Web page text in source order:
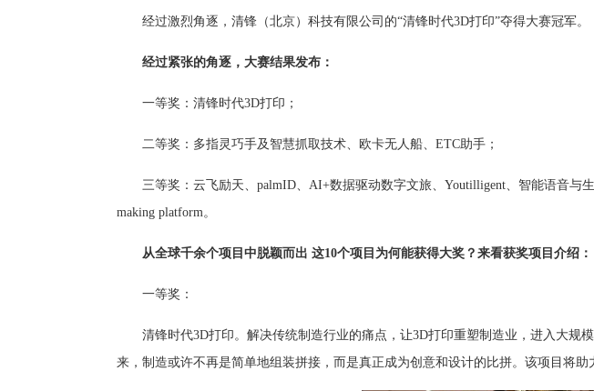
经过激烈角逐，清锋（北京）科技有限公司的“清锋时代3D打印”夺得大赛冠军。
经过紧张的角逐，大赛结果发布：
一等奖：清锋时代3D打印；
二等奖：多指灵巧手及智慧抓取技术、欧卡无人船、ETC助手；
三等奖：云飞励天、palmID、AI+数据驱动数字文旅、Youtilligent、智能语音与生
making platform。
从全球千余个项目中脱颖而出 这10个项目为何能获得大奖？来看获奖项目介绍：
一等奖：
清锋时代3D打印。解决传统制造行业的痛点，让3D打印重塑制造业，进入大规
来，制造或许不再是简单地组装拼接，而是真正成为创意和设计的比拼。该项目将助